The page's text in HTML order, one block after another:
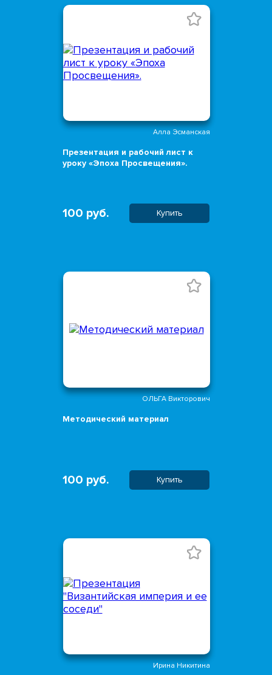
Алла Эсманская
Презентация и рабочий лист к
уроку «Эпоха Просвещения».
100 руб. Купить
ОЛЬГА Викторович
Методический материал
100 руб. Купить
Ирина Никитина